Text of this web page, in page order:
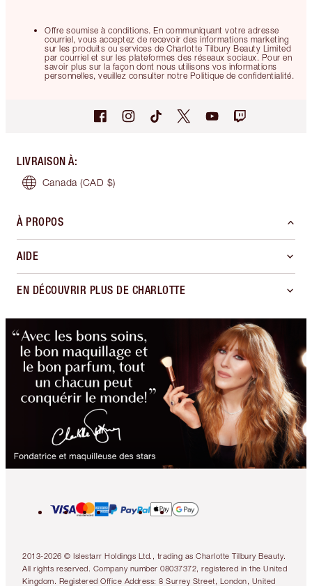
Offre soumise à conditions. En communiquant votre adresse
courriel, vous acceptez de recevoir des informations marketing
sur les produits ou services de Charlotte Tilbury Beauty Limited
par courriel et sur les plateformes des réseaux sociaux. Pour en
savoir plus sur la façon dont nous utilisons vos informations
personnelles, veuillez consulter notre Politique de confidentialité.
LIVRAISON À:
Canada (CAD $)
À PROPOS
AIDE
EN DÉCOUVRIR PLUS DE CHARLOTTE
2013-2026 © Islestarr Holdings Ltd., trading as Charlotte Tilbury Beauty.
All rights reserved. Company number 08037372, registered in the United
Kingdom. Registered Office Address: 8 Surrey Street, London, United